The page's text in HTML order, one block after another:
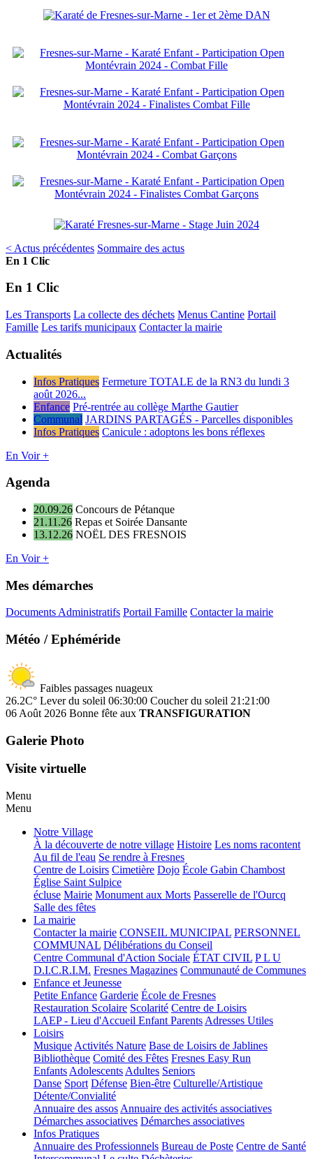
< Actus précédentes Sommaire des actus
En 1 Clic
En 1 Clic
Les Transports La collecte des déchets Menus Cantine Portail
Famille Les tarifs municipaux Contacter la mairie
Actualités
Infos Pratiques Fermeture TOTALE de la RN3 du lundi 3
août 2026...
Enfance Pré-rentrée au collège Marthe Gautier
Communal JARDINS PARTAGÉS - Parcelles disponibles
Infos Pratiques Canicule : adoptons les bons réflexes
En Voir +
Agenda
20.09.26 Concours de Pétanque
21.11.26 Repas et Soirée Dansante
13.12.26 NOËL DES FRESNOIS
En Voir +
Mes démarches
Documents Administratifs Portail Famille Contacter la mairie
Météo / Ephéméride
Faibles passages nuageux
26.2C° Lever du soleil 06:30:00 Coucher du soleil 21:21:00
06 Août 2026 Bonne fête aux TRANSFIGURATION
Galerie Photo
Visite virtuelle
Menu
Menu
Notre Village
À la découverte de notre village Histoire Les noms racontent
Au fil de l'eau Se rendre à Fresnes
Centre de Loisirs Cimetière Dojo École Gabin Chambost
Église Saint Sulpice
écluse Mairie Monument aux Morts Passerelle de l'Ourcq
Salle des fêtes
La mairie
Contacter la mairie CONSEIL MUNICIPAL PERSONNEL
COMMUNAL Délibérations du Conseil
Centre Communal d'Action Sociale ÉTAT CIVIL P L U
D.I.C.R.I.M. Fresnes Magazines Communauté de Communes
Enfance et Jeunesse
Petite Enfance Garderie École de Fresnes
Restauration Scolaire Scolarité Centre de Loisirs
LAEP - Lieu d'Accueil Enfant Parents Adresses Utiles
Loisirs
Musique Activités Nature Base de Loisirs de Jablines
Bibliothèque Comité des Fêtes Fresnes Easy Run
Enfants Adolescents Adultes Seniors
Danse Sport Défense Bien-être Culturelle/Artistique
Détente/Convialité
Annuaire des assos Annuaire des activités associatives
Démarches associatives Démarches associatives
Infos Pratiques
Annuaire des Professionnels Bureau de Poste Centre de Santé